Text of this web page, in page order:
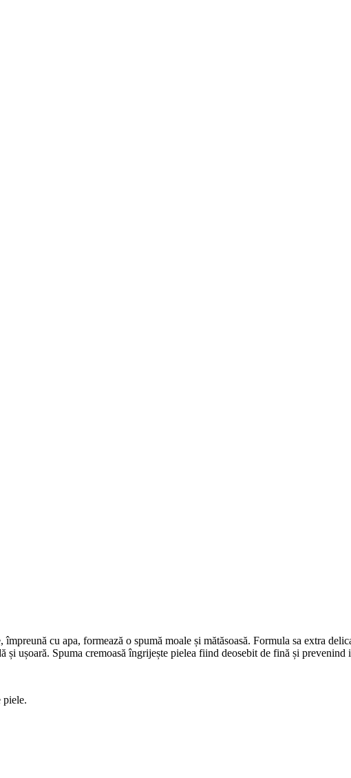
cu apa, formează o spumă moale și mătăsoasă. Formula sa extra
ușoară. Spuma cremoasă îngrijește pielea fiind deosebit de fină și prevenind
piele.